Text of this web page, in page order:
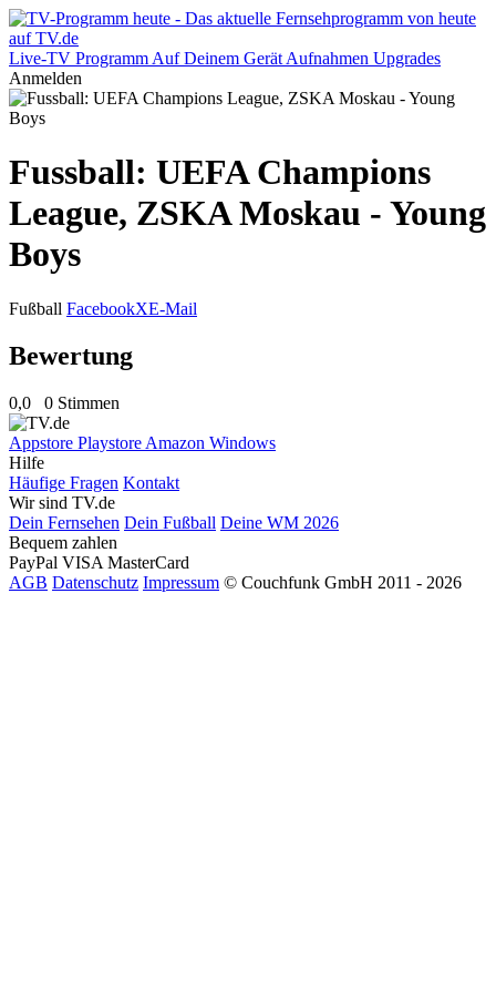
Live-TV Programm Auf Deinem Gerät Aufnahmen Upgrades
Anmelden
Fussball: UEFA Champions
League, ZSKA Moskau - Young
Boys
Fußball FacebookXE-Mail
Bewertung
0,0 0 Stimmen
Appstore Playstore Amazon Windows
Hilfe
Häufige Fragen Kontakt
Wir sind TV.de
Dein Fernsehen Dein Fußball Deine WM 2026
Bequem zahlen
PayPal VISA MasterCard
AGB Datenschutz Impressum © Couchfunk GmbH 2011 - 2026